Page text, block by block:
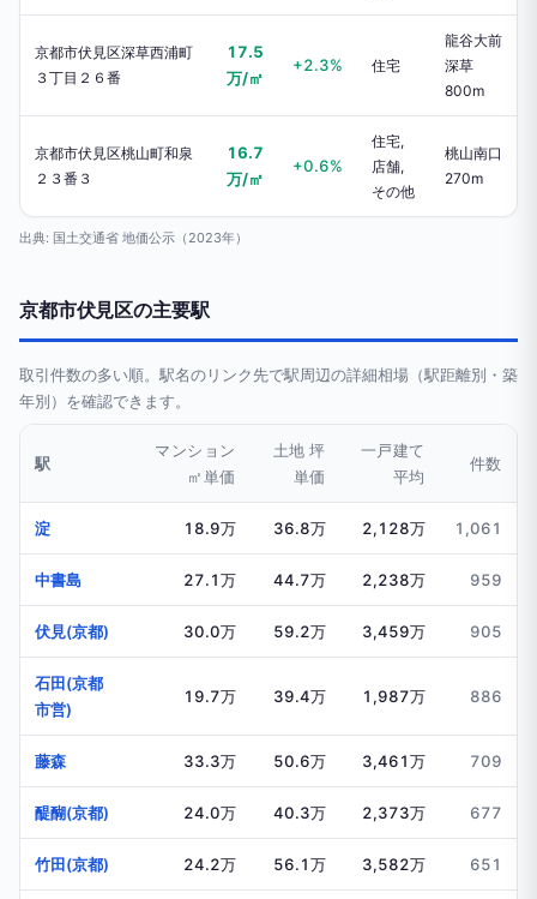
京都市伏見区深草西浦町
３丁目２６番
17.5
万/㎡
+2.3% 住宅
龍谷大前
深草
800m
京都市伏見区桃山町和泉
２３番３
16.7
万/㎡
+0.6%
住宅,
店舗,
その他
桃山南口
270m
出典: 国土交通省 地価公示（2023年）
京都市伏見区の主要駅
取引件数の多い順。駅名のリンク先で駅周辺の詳細相場（駅距離別・築
年別）を確認できます。
駅
マンション
㎡単価
土地 坪
単価
一戸建て
平均
件数
淀 18.9万 36.8万 2,128万 1,061
中書島 27.1万 44.7万 2,238万 959
伏見(京都) 30.0万 59.2万 3,459万 905
石田(京都
市営)
19.7万 39.4万 1,987万 886
藤森 33.3万 50.6万 3,461万 709
醍醐(京都) 24.0万 40.3万 2,373万 677
竹田(京都) 24.2万 56.1万 3,582万 651